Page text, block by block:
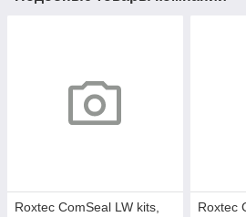
Roxtec ComSeal LW kits,
Roxtec